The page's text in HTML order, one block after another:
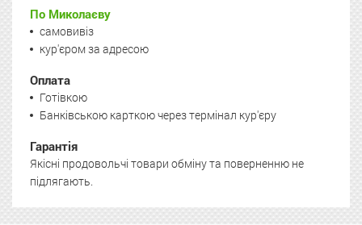
По Миколаєву
самовивіз
кур'єром за адресою
Оплата
Готівкою
Банківською карткою через термінал кур'єру
Гарантія
Якісні продовольчі товари обміну та поверненню не
підлягають.